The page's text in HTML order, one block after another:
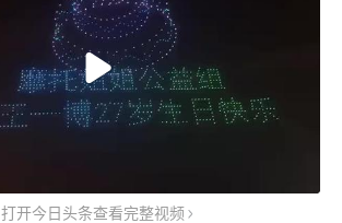
打开今日头条查看完整视频